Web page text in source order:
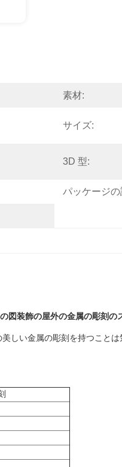
素材:
サイズ:
3D 型:
パッケージの
図装飾の屋外の金属の彫刻の
しい金属の彫刻を持つこと